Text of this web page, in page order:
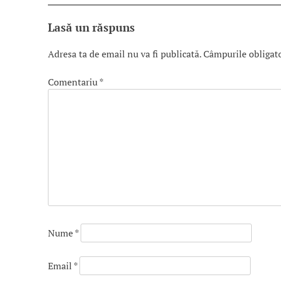
Lasă un răspuns
Adresa ta de email nu va fi publicată.Câmpurile
Comentariu*
Nume*
Email *